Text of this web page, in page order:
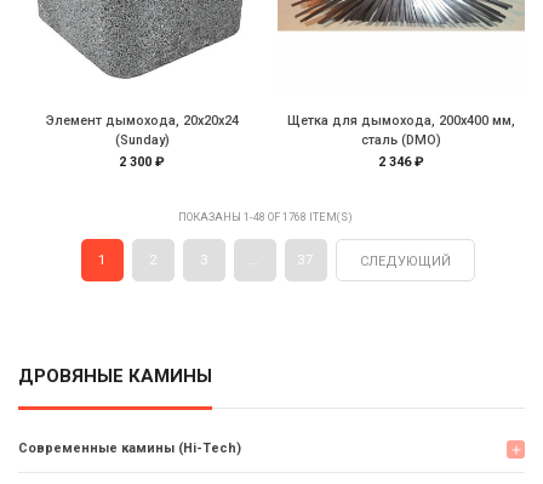
ДРОВЯНЫЕ КАМИНЫ
Современные камины (Hi-Tech) add
Элемент дымохода, 20х20х24
(Sunday)
2 300 ₽
Щетка для дымохода, 200х400 мм,
сталь (DMO)
2 346 ₽
ПОКАЗАНЫ 1-48 OF 1768 ITEM(S)
1 2 3 37 СЛЕДУЮЩИЙ